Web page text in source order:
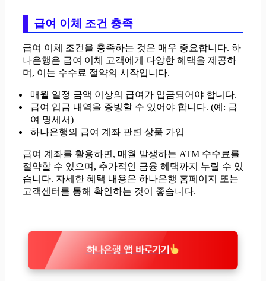
급여 이체 조건 충족
급여 이체 조건을 충족하는 것은 매우 중요합니다. 하
나은행은 급여 이체 고객에게 다양한 혜택을 제공하
며, 이는 수수료 절약의 시작입니다.
매월 일정 금액 이상의 급여가 입금되어야 합니다.
급여 입금 내역을 증빙할 수 있어야 합니다. (예: 급
여 명세서)
하나은행의 급여 계좌 관련 상품 가입
급여 계좌를 활용하면, 매월 발생하는 ATM 수수료를
절약할 수 있으며, 추가적인 금융 혜택까지 누릴 수 있
습니다. 자세한 혜택 내용은 하나은행 홈페이지 또는
고객센터를 통해 확인하는 것이 좋습니다.
하나은행 앱 바로가기